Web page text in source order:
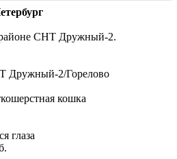
СНТ Дружный-2.
Дружный-2/Горелово
кошка
глаза